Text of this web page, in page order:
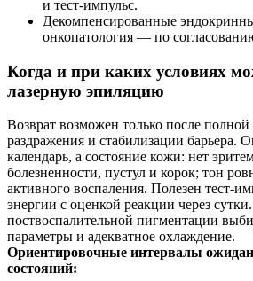
и тест-импульс.
Декомпенсированные
онкопатология — по
Когда и при каких условиях
лазерную эпиляцию
Возврат возможен только после
раздражения и стабилизации барьера.
календарь, а состояние кожи: нет
болезненности, пустул и корок; тон
активного воспаления. Полезен тест-
энергии с оценкой реакции через
поствоспалительной пигментации
параметры и адекватное охлаждение.
Ориентировочные интервалы
состояний: